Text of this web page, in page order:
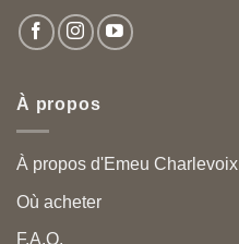
À propos
À propos d'Emeu Charlevoix
Où acheter
F.A.Q.